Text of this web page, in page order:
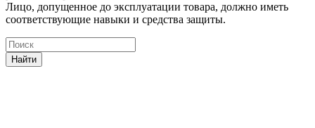
Лицо, допущенное до эксплуатации товара, должно иметь
соответствующие навыки и средства защиты.
Найти